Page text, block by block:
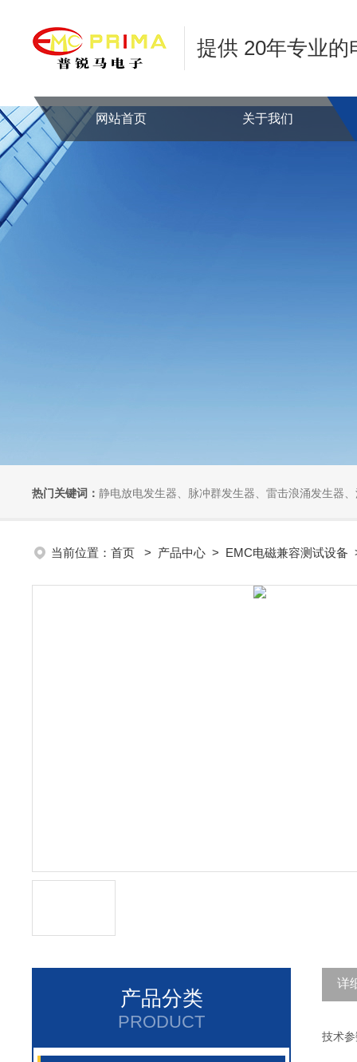
提供 20年专业
网站首页 关于我们
热门关键词： 静电放电发生器、脉冲群发生器、雷击浪涌发生器、汽车干扰模拟器、组
当前位置： 首页 > 产品中心 > EMC电磁兼容测试设备
产品分类
PRODUCT
详
技术